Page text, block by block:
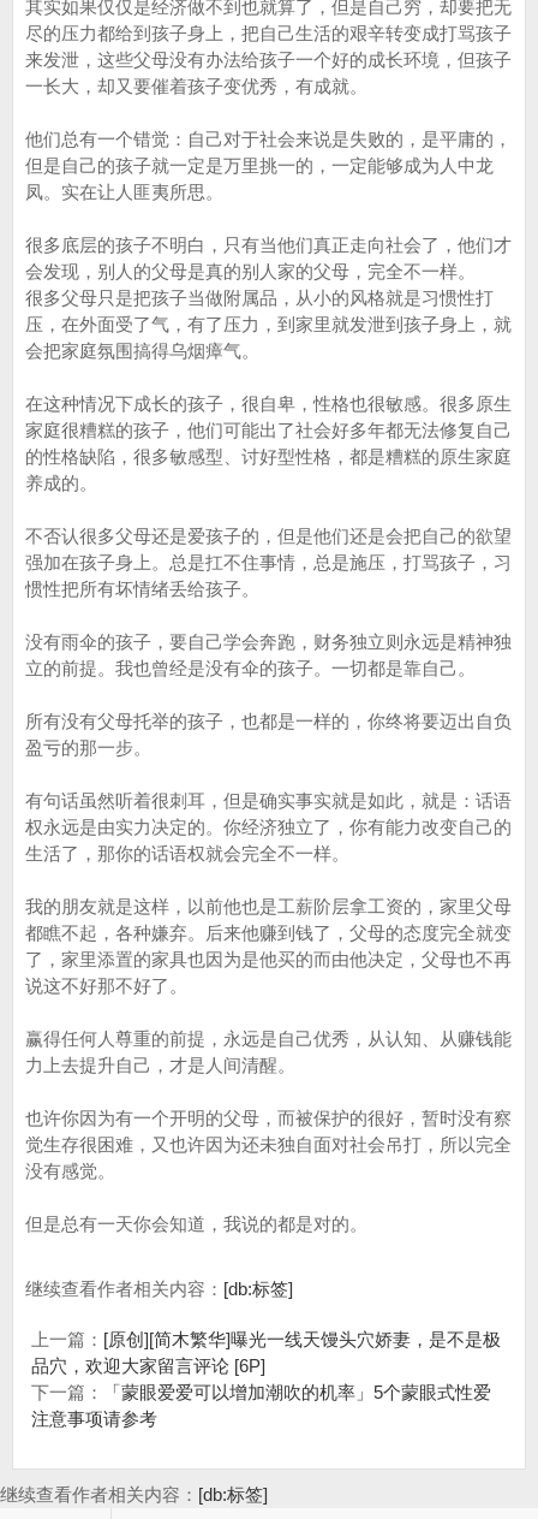
其实如果仅仅是经济做不到也就算了，但是自己穷，却要把无
尽的压力都给到孩子身上，把自己生活的艰辛转变成打骂孩子
来发泄，这些父母没有办法给孩子一个好的成长环境，但孩子
一长大，却又要催着孩子变优秀，有成就。
他们总有一个错觉：自己对于社会来说是失败的，是平庸的，
但是自己的孩子就一定是万里挑一的，一定能够成为人中龙
凤。实在让人匪夷所思。
很多底层的孩子不明白，只有当他们真正走向社会了，他们才
会发现，别人的父母是真的别人家的父母，完全不一样。
很多父母只是把孩子当做附属品，从小的风格就是习惯性打
压，在外面受了气，有了压力，到家里就发泄到孩子身上，就
会把家庭氛围搞得乌烟瘴气。
在这种情况下成长的孩子，很自卑，性格也很敏感。很多原生
家庭很糟糕的孩子，他们可能出了社会好多年都无法修复自己
的性格缺陷，很多敏感型、讨好型性格，都是糟糕的原生家庭
养成的。
不否认很多父母还是爱孩子的，但是他们还是会把自己的欲望
强加在孩子身上。总是扛不住事情，总是施压，打骂孩子，习
惯性把所有坏情绪丢给孩子。
没有雨伞的孩子，要自己学会奔跑，财务独立则永远是精神独
立的前提。我也曾经是没有伞的孩子。一切都是靠自己。
所有没有父母托举的孩子，也都是一样的，你终将要迈出自负
盈亏的那一步。
有句话虽然听着很刺耳，但是确实事实就是如此，就是：话语
权永远是由实力决定的。你经济独立了，你有能力改变自己的
生活了，那你的话语权就会完全不一样。
我的朋友就是这样，以前他也是工薪阶层拿工资的，家里父母
都瞧不起，各种嫌弃。后来他赚到钱了，父母的态度完全就变
了，家里添置的家具也因为是他买的而由他决定，父母也不再
说这不好那不好了。
赢得任何人尊重的前提，永远是自己优秀，从认知、从赚钱能
力上去提升自己，才是人间清醒。
也许你因为有一个开明的父母，而被保护的很好，暂时没有察
觉生存很困难，又也许因为还未独自面对社会吊打，所以完全
没有感觉。
但是总有一天你会知道，我说的都是对的。
继续查看作者相关内容： [db:标签]
上一篇： [原创][简木繁华]曝光一线天馒头穴娇妻，是不是极
品穴，欢迎大家留言评论 [6P]
下一篇：
「蒙眼爱爱可以增加潮吹的机率」5个蒙眼式性爱
注意事项请参考
继续查看作者相关内容： [db:标签]